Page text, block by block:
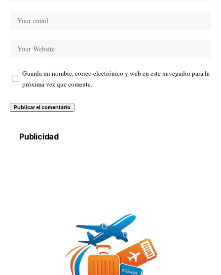
Guarda mi nombre, correo electrónico y web en este navegador para la
próxima vez que comente.
Publicidad